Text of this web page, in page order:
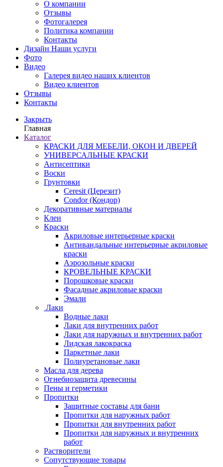
О компании
Отзывы
Фотогалерея
Политика компании
Контакты
Дизайн Наши услуги
Фото
Видео
Галерея видео наших клиентов
Видео клиентов
Отзывы
Контакты
Закрыть
Главная
Каталог
КРАСКИ ДЛЯ МЕБЕЛИ, ОКОН И ДВЕРЕЙ
УНИВЕРСАЛЬНЫЕ КРАСКИ
Антисептики
Воски
Грунтовки
Ceresit (Церезит)
Condor (Кондор)
Декоративные материалы
Клеи
Краски
Акриловые интерьерные краски
Антивандальные интерьерные акриловые
краски
Аэрозольные краски
КРОВЕЛЬНЫЕ КРАСКИ
Порошковые краски
Фасадные акриловые краски
Эмали
Лаки
Водные лаки
Лаки для внутренних работ
Лаки для наружных и внутренних работ
Лидская лакокраска
Паркетные лаки
Полиуретановые лаки
Масла для дерева
Огнебиозащита древесины
Пены и герметики
Пропитки
Защитные составы для бани
Пропитки для наружных работ
Пропитки для внутренних работ
Пропитки для наружных и внутренних
работ
Растворители
Сопутствующие товары